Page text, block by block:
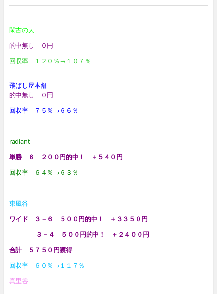
閑古の人
的中無し ０円
回収率 １２０％→１０７％
飛ばし屋本舗
的中無し ０円
回収率 ７５％→６６％
radiant
単勝 ６ ２００円的中！ ＋５４０円
回収率 ６４％→６３％
東風谷
ワイド ３－６ ５００円的中！ ＋３３５０円
３－４ ５００円的中！ ＋２４００円
合計 ５７５０円獲得
回収率 ６０％→１１７％
真里谷